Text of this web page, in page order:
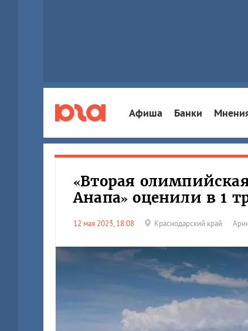
Афиша Банки
«Вторая
Анапа» оценили в 1
12 мая 2023, 18:08 Краснодарский край